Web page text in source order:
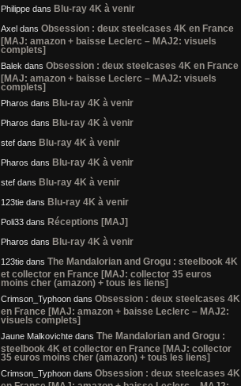
Philippe dans Blu-ray 4K à venir
Axel dans Obsession : deux steelcases 4K en France
[MAJ: amazon + baisse Leclerc – MAJ2: visuels
complets]
Balek dans Obsession : deux steelcases 4K en France
[MAJ: amazon + baisse Leclerc – MAJ2: visuels
complets]
Pharos dans Blu-ray 4K à venir
Pharos dans Blu-ray 4K à venir
stef dans Blu-ray 4K à venir
Pharos dans Blu-ray 4K à venir
stef dans Blu-ray 4K à venir
123tie dans Blu-ray 4K à venir
Poli33 dans Réceptions [MAJ]
Pharos dans Blu-ray 4K à venir
123tie dans The Mandalorian and Grogu : steelbook 4K
et collector en France [MAJ: collector 35 euros
moins cher (amazon) + tous les liens]
Crimson_Typhoon dans Obsession : deux steelcases 4K
en France [MAJ: amazon + baisse Leclerc – MAJ2:
visuels complets]
Jaune Malkovichte dans The Mandalorian and Grogu :
steelbook 4K et collector en France [MAJ: collector
35 euros moins cher (amazon) + tous les liens]
Crimson_Typhoon dans Obsession : deux steelcases 4K